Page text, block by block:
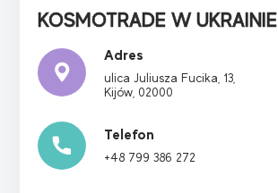
KOSMOTRADE W UKRAINIE
Adres
ulica Juliusza Fucika, 13,
Kijów, 02000
Telefon
+48 799 386 272